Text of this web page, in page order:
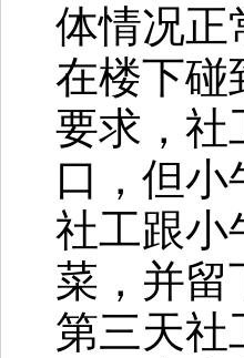
体情况正
在楼下碰
要求，社
口，但
社工跟小
菜，并留
第三天社